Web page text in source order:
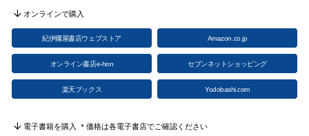
オンラインで購入
紀伊國屋書店ウェブストア Amazon.co.jp
オンライン書店e-hon セブンネットショッピング
楽天ブックス Yodobashi.com
電子書籍を購入 ＊価格は各電子書店でご確認ください